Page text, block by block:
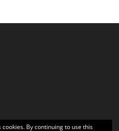
cookies. By continuing to use this